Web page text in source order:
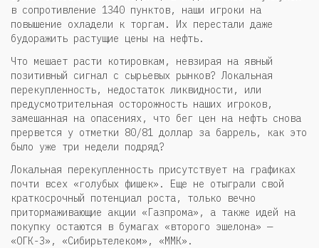
в сопротивление 1340 пунктов, наши игроки на
повышение охладели к торгам. Их перестали даже
будоражить растущие цены на нефть.
Что мешает расти котировкам, невзирая на явный
позитивный сигнал с сырьевых рынков? Локальная
перекупленность, недостаток ликвидности, или
предусмотрительная осторожность наших игроков,
замешанная на опасениях, что бег цен на нефть снова
прервется у отметки 80/81 доллар за баррель, как это
было уже три недели подряд?
Локальная перекупленность присутствует на графиках
почти всех «голубых фишек». Еще не отыграли свой
краткосрочный потенциал роста, только вечно
притормаживающие акции «Газпрома», а также идей на
покупку остаются в бумагах «второго эшелона» —
«ОГК-3», «Сибирьтелеком», «ММК».